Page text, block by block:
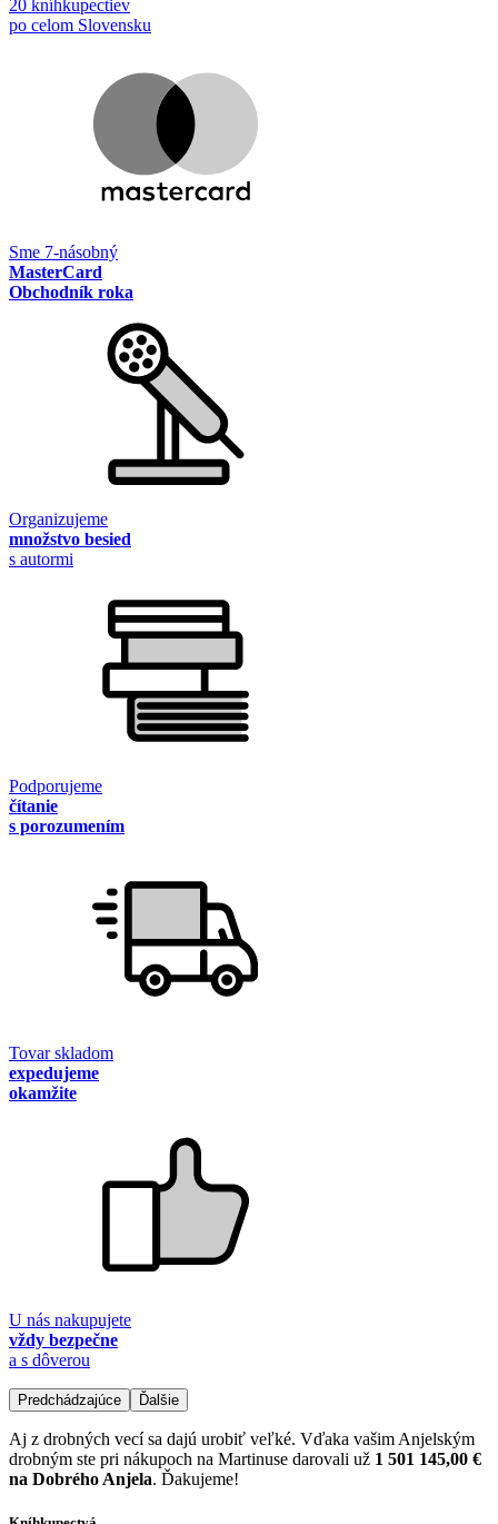
20 kníhkupectiev
po celom Slovensku
Sme 7-násobný
MasterCard
Obchodník roka
Organizujeme
množstvo besied
s autormi
Podporujeme
čítanie
s porozumením
Tovar skladom
expedujeme
okamžite
U nás nakupujete
vždy bezpečne
a s dôverou
Predchádzajúce Ďalšie
Aj z drobných vecí sa dajú urobiť veľké. Vďaka vašim Anjelským
drobným ste pri nákupoch na Martinuse darovali už 1 501 145,00 €
na Dobrého Anjela. Ďakujeme!